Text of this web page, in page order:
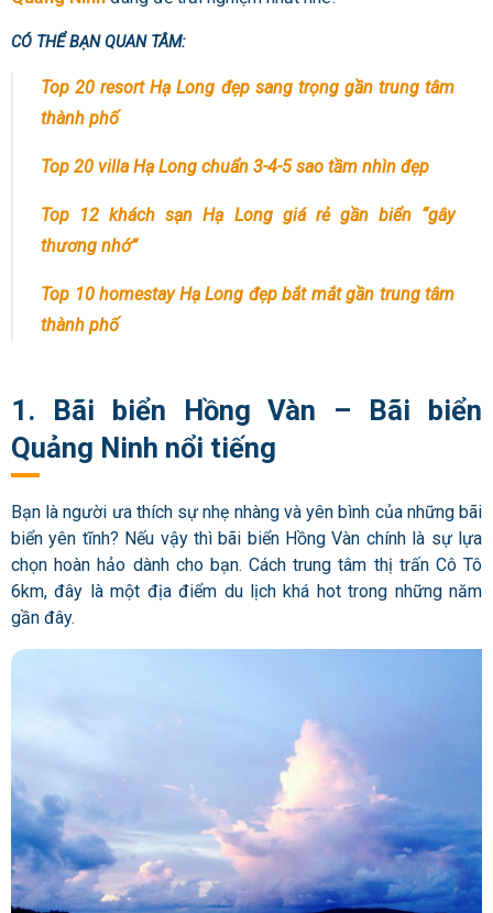
CÓ THỂ BẠN QUAN TÂM:
Top 20 resort Hạ Long đẹp sang trọng gần trung tâm
thành phố
Top 20 villa Hạ Long chuẩn 3-4-5 sao tầm nhìn đẹp
Top 12 khách sạn Hạ Long giá rẻ gần biển “gây
thương nhớ”
Top 10 homestay Hạ Long đẹp bắt mắt gần trung tâm
thành phố
1. Bãi biển Hồng Vàn – Bãi biển
Quảng Ninh nổi tiếng
Bạn là người ưa thích sự nhẹ nhàng và yên bình của những bãi
biển yên tĩnh? Nếu vậy thì bãi biển Hồng Vàn chính là sự lựa
chọn hoàn hảo dành cho bạn. Cách trung tâm thị trấn Cô Tô
6km, đây là một địa điểm du lịch khá hot trong những năm
gần đây.